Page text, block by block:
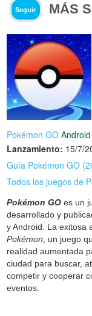
Seguir MÁS
Pokémon GO Android
Lanzamiento: 15/7/
Guía Pokémon GO
Todos los juegos de
Pokémon GO es un
desarrollado y
y Android. La exitosa
Pokémon , un juego
realidad aumentada
ciudad para buscar,
competir y cooperar
eventos.